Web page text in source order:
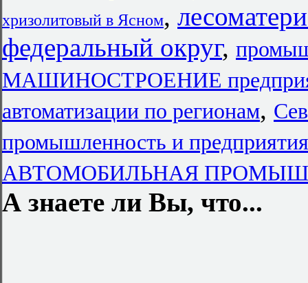
хризолитовый в Ясном,
федеральный округ,
МАШИНОСТРОЕНИЕ
автоматизации по регионам,
промышленность и предприятия
АВТОМОБИЛЬНАЯ
А знаете ли Вы, что...